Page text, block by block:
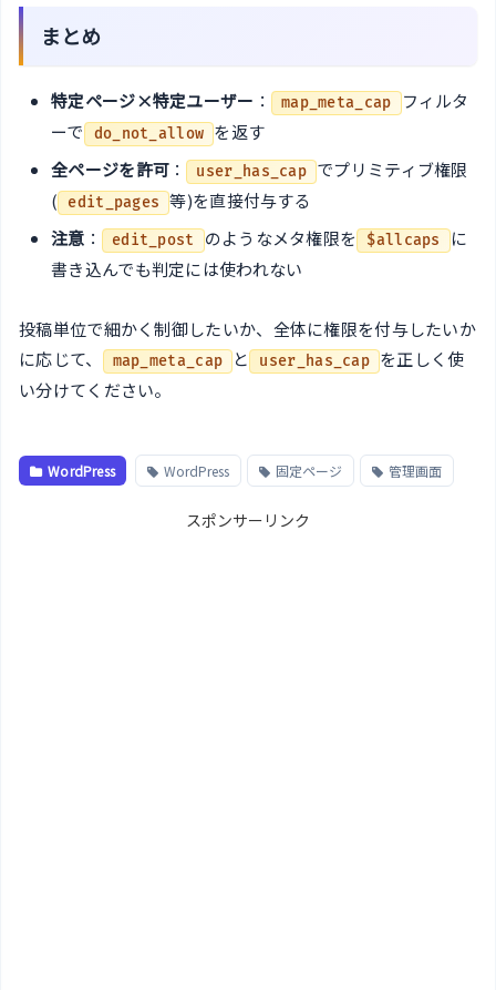
まとめ
特定ページ×特定ユーザー ： map_meta_cap フィルタ
ーで
do_not_allow
を返す
全ページを許可 ： user_has_cap
でプリミティブ権限
(
edit_pages
等)を直接付与する
注意 ： edit_post のようなメタ権限を $allcaps
に
書き込んでも判定には使われない
投稿単位で細かく制御したいか、全体に権限を付与したいか
に応じて、
map_meta_cap と user_has_cap
を正しく使
い分けてください。
WordPress WordPress 固定ページ 管理画面
スポンサーリンク